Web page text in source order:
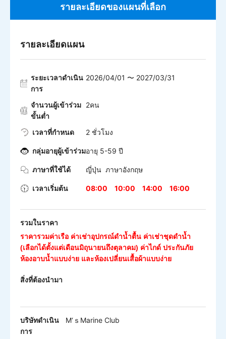
รายละเอียดของแผนที่เลือก
รายละเอียดแผน
ระยะเวลาดำเนิน
การ
2026/04/01 〜 2027/03/31
จำนวนผู้เข้าร่วม
ขั้นต่ำ
2คน
เวลาที่กำหนด 2 ชั่วโมง
กลุ่มอายุผู้เข้าร่วมอายุ 5-59 ปี
ภาษาที่ใช้ได้ ญี่ปุ่น ภาษาอังกฤษ
เวลาเริ่มต้น 08:00 10:00 14:00 16:00
รวมในราคา
ราคารวมค่าเรือ ค่าเช่าอุปกรณ์ดำน้ำตื้น ค่าเช่าชุดดำน้ำ
(เลือกได้ตั้งแต่เดือนมิถุนายนถึงตุลาคม) ค่าไกด์ ประกันภัย
ห้องอาบน้ำแบบง่าย และห้องเปลี่ยนเสื้อผ้าแบบง่าย
สิ่งที่ต้องนำมา
บริษัทดำเนิน
การ
M‘ｓMarine Club